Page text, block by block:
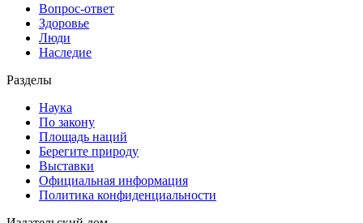
Вопрос-ответ
Здоровье
Люди
Наследие
Разделы
Наука
По закону
Площадь наций
Берегите природу
Выставки
Официальная информация
Политика конфиденциальности